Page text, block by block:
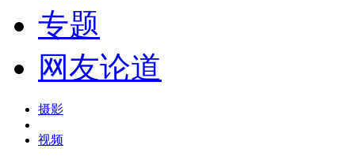
专题
网友论道
摄影
视频